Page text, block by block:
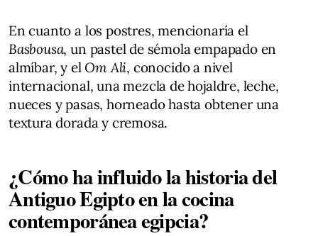
En cuanto a los postres, mencionaría el
Basbousa, un pastel de sémola empapado en
almíbar, y el Om Ali, conocido a nivel
internacional, una mezcla de hojaldre, leche,
nueces y pasas, horneado hasta obtener una
textura dorada y cremosa.
¿Cómo ha influido la historia del
Antiguo Egipto en la cocina
contemporánea egipcia?